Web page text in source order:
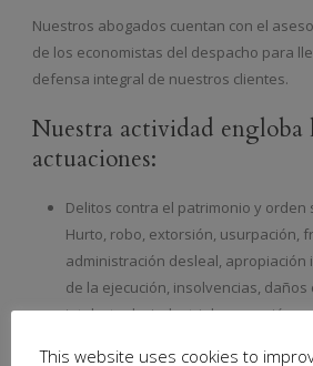
Nuestros abogados cuentan con el
de los economistas del despacho para
defensa integral de nuestros clientes.
Nuestra actividad engloba
actuaciones:
Delitos contra el patrimonio y orden
Hurto, robo, extorsión, usurpación,
administración desleal,
de la ejecución, insolvencias,
intelectual e industrial, corrupción
This website uses cookies to